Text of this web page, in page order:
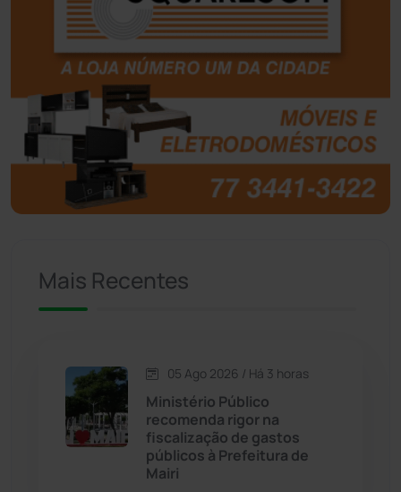
Boquira (152)
Botuporã
Brasil (7679)
Brumado (31950)
Caetanos
Candiba
Cândido Sales
Mais Recentes
05 Ago 2026 / Há 3 horas
Ministério Público
recomenda rigor na
fiscalização de gastos
públicos à Prefeitura de
Mairi